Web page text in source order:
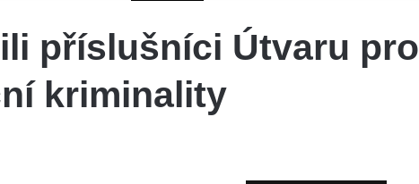
příslušníci Útvaru pro
kriminality